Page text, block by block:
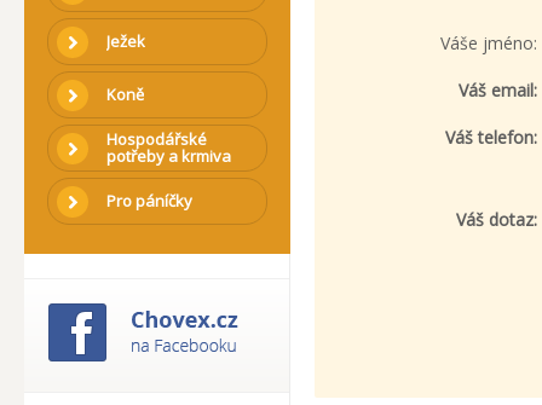
Ježek
Koně
Hospodářské
potřeby a krmiva
Pro páníčky
Váše jméno:
Váš email:
Váš telefon:
Váš dotaz: